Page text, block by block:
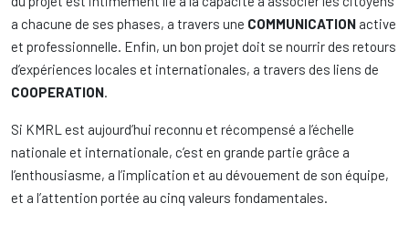
a chacune de ses phases, a travers une COMMUNICATION active
et professionnelle. Enfin, un bon projet doit se nourrir des retours
d’expériences locales et internationales, a travers des liens de
COOPERATION.
Si KMRL est aujourd’hui reconnu et récompensé a l’échelle
nationale et internationale, c’est en grande partie grâce a
l’enthousiasme, a l’implication et au dévouement de son équipe,
et a l’attention portée au cinq valeurs fondamentales.